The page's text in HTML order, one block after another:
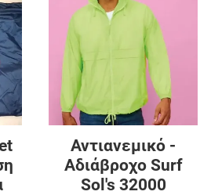
Προσθήκη για σύγκριση
Γρήγορη ματιά
Αντιανεμικό -
Αδιάβροχο Surf
Sol's 32000